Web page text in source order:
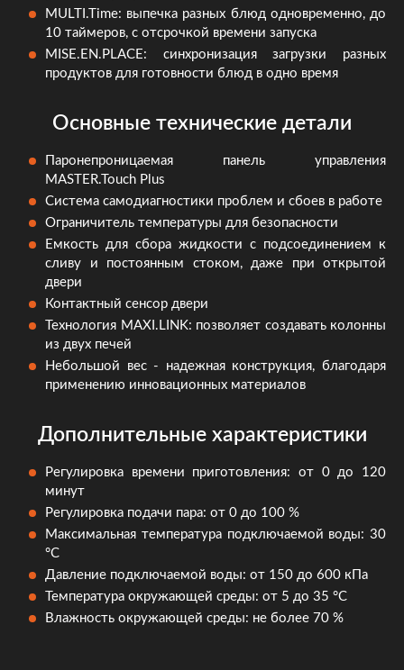
MULTI.Time: выпечка разных блюд одновременно, до
10 таймеров, с отсрочкой времени запуска
MISE.EN.PLACE: синхронизация загрузки разных
продуктов для готовности блюд в одно время
Основные технические детали
Паронепроницаемая панель управления
MASTER.Touch Plus
Система самодиагностики проблем и сбоев в работе
Ограничитель температуры для безопасности
Емкость для сбора жидкости с подсоединением к
сливу и постоянным стоком, даже при открытой
двери
Контактный сенсор двери
Технология MAXI.LINK: позволяет создавать колонны
из двух печей
Небольшой вес - надежная конструкция, благодаря
применению инновационных материалов
Дополнительные характеристики
Регулировка времени приготовления: от 0 до 120
минут
Регулировка подачи пара: от 0 до 100 %
Максимальная температура подключаемой воды: 30
°C
Давление подключаемой воды: от 150 до 600 кПа
Температура окружающей среды: от 5 до 35 °C
Влажность окружающей среды: не более 70 %